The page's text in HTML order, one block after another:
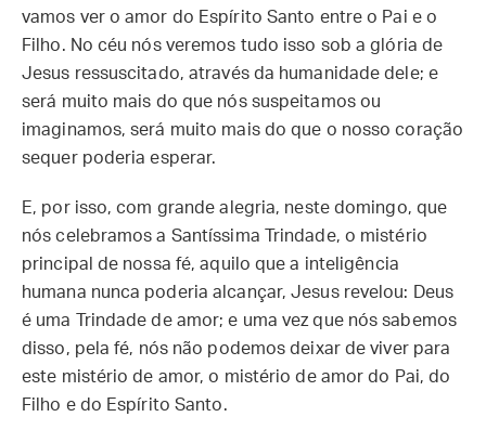
vamos ver o amor do Espírito Santo entre o Pai e o
Filho. No céu nós veremos tudo isso sob a glória de
Jesus ressuscitado, através da humanidade dele; e
será muito mais do que nós suspeitamos ou
imaginamos, será muito mais do que o nosso coração
sequer poderia esperar.
E, por isso, com grande alegria, neste domingo, que
nós celebramos a Santíssima Trindade, o mistério
principal de nossa fé, aquilo que a inteligência
humana nunca poderia alcançar, Jesus revelou: Deus
é uma Trindade de amor; e uma vez que nós sabemos
disso, pela fé, nós não podemos deixar de viver para
este mistério de amor, o mistério de amor do Pai, do
Filho e do Espírito Santo.